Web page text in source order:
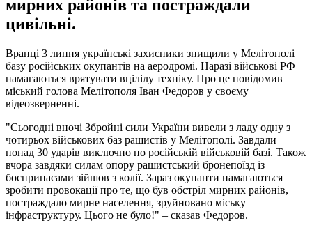
мирних районів та постраждали
цивільні.
Вранці 3 липня українські захисники знищили у Мелітополі
базу російських окупантів на аеродромі. Наразі військові РФ
намагаються врятувати вцілілу техніку. Про це повідомив
міський голова Мелітополя Іван Федоров у своєму
відеозверненні.
"Сьогодні вночі Збройні сили України вивели з ладу одну з
чотирьох військових баз рашистів у Мелітополі. Завдали
понад 30 ударів виключно по російській військовій базі. Також
вчора завдяки силам опору рашистський бронепоїзд із
боєприпасами зійшов з колії. Зараз окупанти намагаються
зробити провокації про те, що був обстріл мирних районів,
постраждало мирне населення, зруйновано міську
інфраструктуру. Цього не було!" – сказав Федоров.